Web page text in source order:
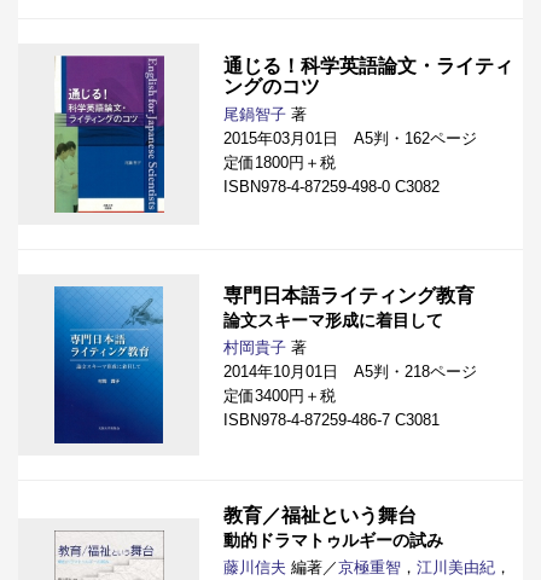
通じる！科学英語論文・ライティ
ングのコツ
尾鍋智子 著
2015年03月01日 A5判・162ページ
定価1800円＋税
ISBN978-4-87259-498-0 C3082
専門日本語ライティング教育
論文スキーマ形成に着目して
村岡貴子 著
2014年10月01日 A5判・218ページ
定価3400円＋税
ISBN978-4-87259-486-7 C3081
教育／福祉という舞台
動的ドラマトゥルギーの試み
藤川信夫 編著／京極重智 ， 江川美由紀 ，